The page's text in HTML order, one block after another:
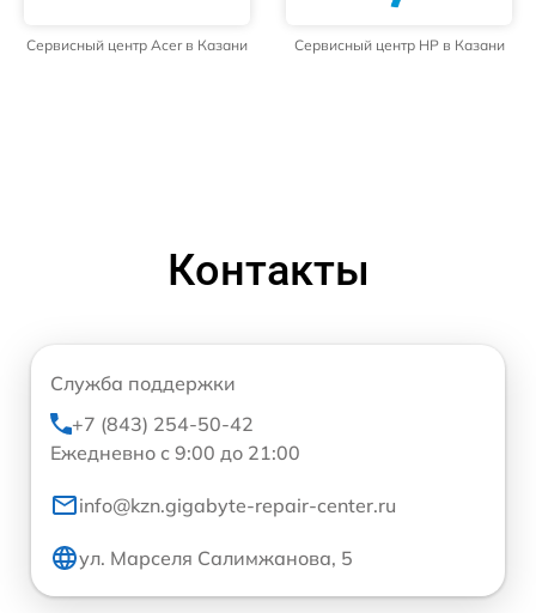
Сервисный центр Acer в Казани Сервисный центр HP в Казани
Контакты
Служба поддержки
+7 (843) 254-50-42
Ежедневно с 9:00 до 21:00
info@kzn.gigabyte-repair-center.ru
ул. Марселя Салимжанова, 5